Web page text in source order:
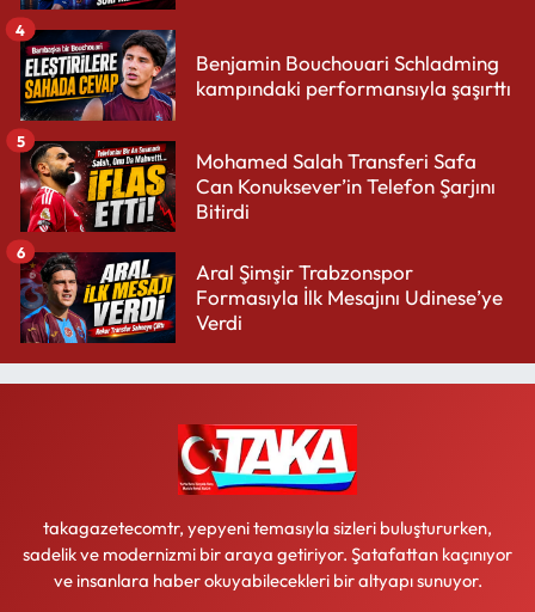
Benjamin Bouchouari Schladming
kampındaki performansıyla şaşırttı
4
Mohamed Salah Transferi Safa
Can Konuksever’in Telefon Şarjını
Bitirdi
5
Aral Şimşir Trabzonspor
Formasıyla İlk Mesajını Udinese’ye
Verdi
6
takagazetecomtr, yepyeni temasıyla sizleri buluştururken,
sadelik ve modernizmi bir araya getiriyor. Şatafattan kaçınıyor
ve insanlara haber okuyabilecekleri bir altyapı sunuyor.